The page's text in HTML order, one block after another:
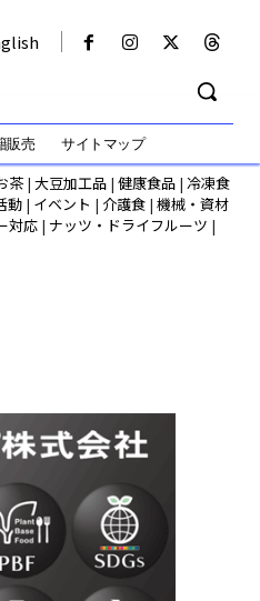
販売 サイトマップ
茶 | 大豆加工品 | 健康食品 | 冷凍食
動 | イベント | 介護食 | 機械・資材
対応 | ナッツ・ドライフルーツ |